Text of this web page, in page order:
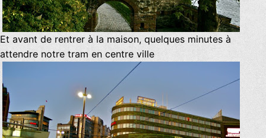
Et avant de rentrer à la maison, quelques minutes à
attendre notre tram en centre ville